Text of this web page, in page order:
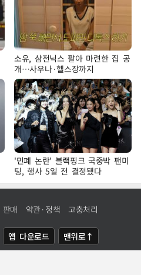
소유, 삼전닉스 팔아 마련한 집 공
개…사우나·헬스장까지
'민폐 논란' 블랙핑크 국중박 팬미
팅, 행사 5일 전 결정됐다
매 약관·정책 고충처리
앱 다운로드 맨위로↑